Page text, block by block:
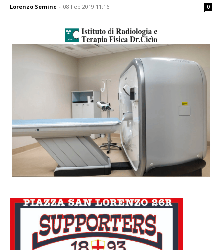
Lorenzo Semino - 08 Feb 2019 11:16 0